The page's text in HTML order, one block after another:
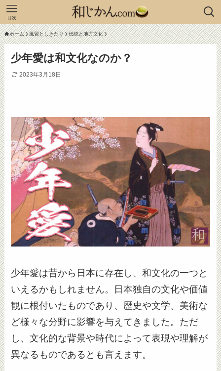
目次
ホーム 風習としきたり 伝統と地方文化
少年愛は和文化なのか？
2023年3月18日
少年愛は昔から日本に存在し、和文化の一つと
いえるかもしれません。日本独自の文化や価値
観に根付いたものであり、歴史や文学、美術な
ど様々な分野に影響を与えてきました。ただ
し、文化的な背景や時代によって表現や理解が
異なるものであるとも言えます。